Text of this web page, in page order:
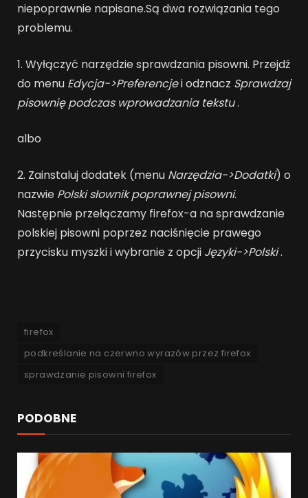
niepoprawnie napisane.Są dwa rozwiązania tego
problemu.
1. Wyłączyć narzędzie sprawdzania pisowni. Przejdź
do menu Edycja->Preferencjei odznacz Sprawdzaj
pisownię podczas wprowadzania tekstu.
albo
2. Zainstaluj dodatek (menu Narzędzia->Dodatki) o
nazwie Polski słownik poprawnej pisowni.
Następnie przełączamy firefox-a na sprawdzanie
polskiej pisowni poprzez naciśnięcie prawego
przycisku myszki i wybranie z opcji Języki->Polski.
firefox
podkreślanie na czerwno wyrazów przez firefox
sprawdzanie pisowni firefox
PODOBNE